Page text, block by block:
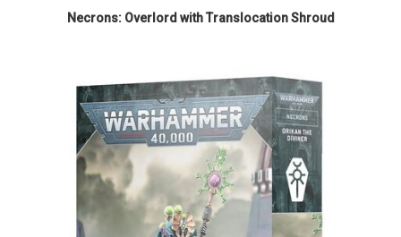
Necrons: Overlord with Translocation Shroud